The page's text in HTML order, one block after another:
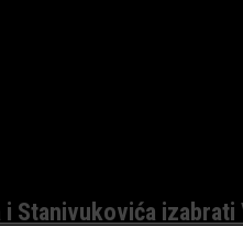
i Stanivukovića izabrati